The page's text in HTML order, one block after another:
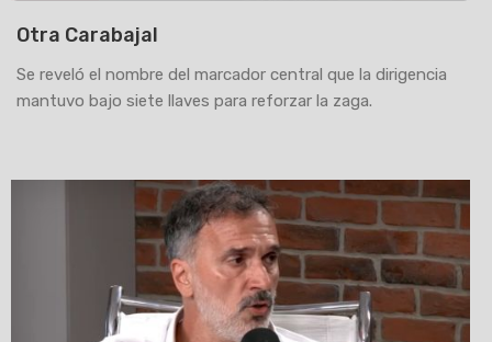
Otra Carabajal
Se reveló el nombre del marcador central que la dirigencia
mantuvo bajo siete llaves para reforzar la zaga.